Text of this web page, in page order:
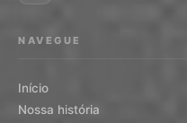
NAVEGUE
Início
Nossa história